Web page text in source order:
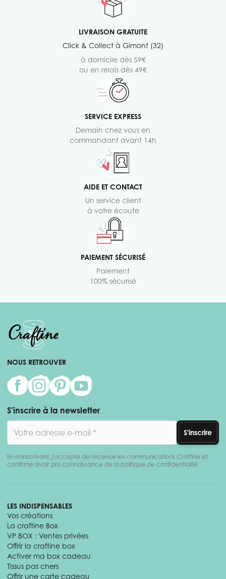
LIVRAISON GRATUITE
Click & Collect à Gimont (32)
à domicile dès 59€
ou en relais dès 49€
SERVICE EXPRESS
Demain chez vous en
commandant avant 14h
AIDE ET CONTACT
Un service client
à votre écoute
PAIEMENT SÉCURISÉ
Paiement
100% sécurisé
NOUS RETROUVER
S'inscrire à la newsletter
S'inscrire
En m'inscrivant, j'accepte de recevoir les communications Craftine et
confirme avoir pris connaissance de la politique de confidentialité
LES INDISPENSABLES
Vos créations
La craftine Box
VP BOX : Ventes privées
Offrir la craftine box
Activer ma box cadeau
Tissus pas chers
Offrir une carte cadeau